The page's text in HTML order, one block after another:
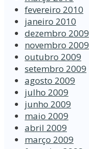
fevereiro 2010
janeiro 2010
dezembro 2009
novembro 2009
outubro 2009
setembro 2009
agosto 2009
julho 2009
junho 2009
maio 2009
abril 2009
março 2009